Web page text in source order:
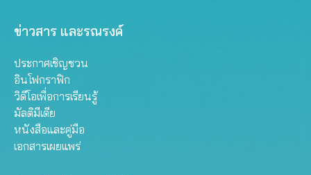
ข่าวสาร และรณรงค์
ประกาศเชิญชวน
อินโฟกราฟิก
วิดีโอเพื่อการเรียนรู้
มัลติมีเดีย
หนังสือและคู่มือ
เอกสารเผยแพร่